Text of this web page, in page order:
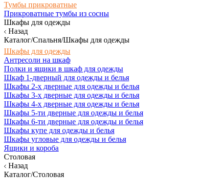
Тумбы прикроватные
Прикроватные тумбы из сосны
Шкафы для одежды
Назад
Каталог/Спальня/Шкафы для одежды
Шкафы для одежды
Антресоли на шкаф
Полки и ящики в шкаф для одежды
Шкаф 1-дверный для одежды и белья
Шкафы 2-х дверные для одежды и белья
Шкафы 3-х дверные для одежды и белья
Шкафы 4-х дверные для одежды и белья
Шкафы 5-ти дверные для одежды и белья
Шкафы 6-ти дверные для одежды и белья
Шкафы купе для одежды и белья
Шкафы угловые для одежды и белья
Ящики и короба
Столовая
Назад
Каталог/Столовая